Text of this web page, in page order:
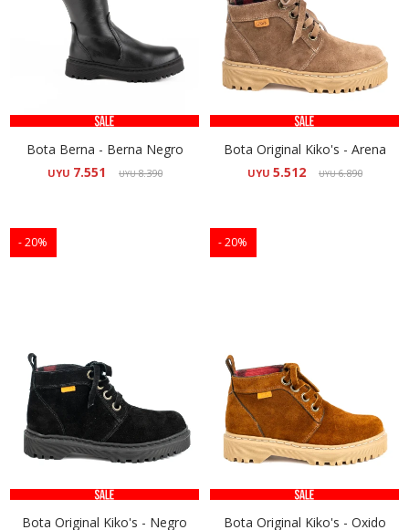
Bota Berna - Berna Negro
UYU 7.551 UYU8.390
Bota Original Kiko's - Arena
UYU 5.512 UYU6.890
20
Bota Original Kiko's - Negro
20
Bota Original Kiko's - Oxido